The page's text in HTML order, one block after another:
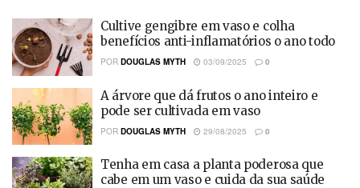
Cultive gengibre em vaso e colha
benefícios anti-inflamatórios o ano todo
POR DOUGLAS MYTH 03/09/2025 0
A árvore que dá frutos o ano inteiro e
pode ser cultivada em vaso
POR DOUGLAS MYTH 29/08/2025 0
Tenha em casa a planta poderosa que
cabe em um vaso e cuida da sua saúde